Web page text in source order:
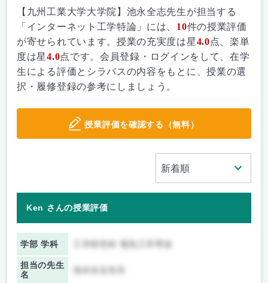
【九州工業大学大学院】池永全志先生が担当する
「インターネット工学特論」には、 10件の授業評価
が寄せられています。授業の充実度は星4.0点、楽単
度は星4.0点です。会員登録・ログインをして、在学
生による評価とシラバスの内容をもとに、授業の選
択・履修登録の参考にしましょう。
授業評価を確認する（無料）
Ken さんの授業評価
学部 学科
担当の先生
名